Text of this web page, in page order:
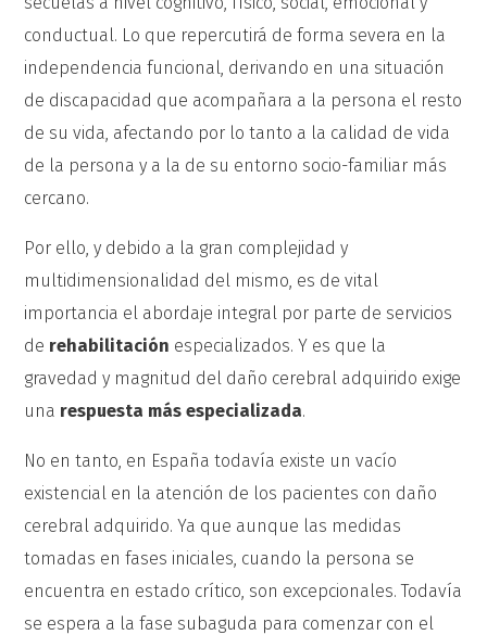
conductual. Lo que repercutirá de forma severa en la
independencia funcional, derivando en una situación
de discapacidad que acompañara a la persona el resto
de su vida, afectando por lo tanto a la calidad de vida
de la persona y a la de su entorno socio-familiar más
cercano.
Por ello, y debido a la gran complejidad y
multidimensionalidad del mismo, es de vital
importancia el abordaje integral por parte de servicios
de rehabilitación especializados. Y es que la
gravedad y magnitud del daño cerebral adquirido exige
una respuesta más especializada.
No en tanto, en España todavía existe un vacío
existencial en la atención de los pacientes con daño
cerebral adquirido. Ya que aunque las medidas
tomadas en fases iniciales, cuando la persona se
encuentra en estado crítico, son excepcionales. Todavía
se espera a la fase subaguda para comenzar con el